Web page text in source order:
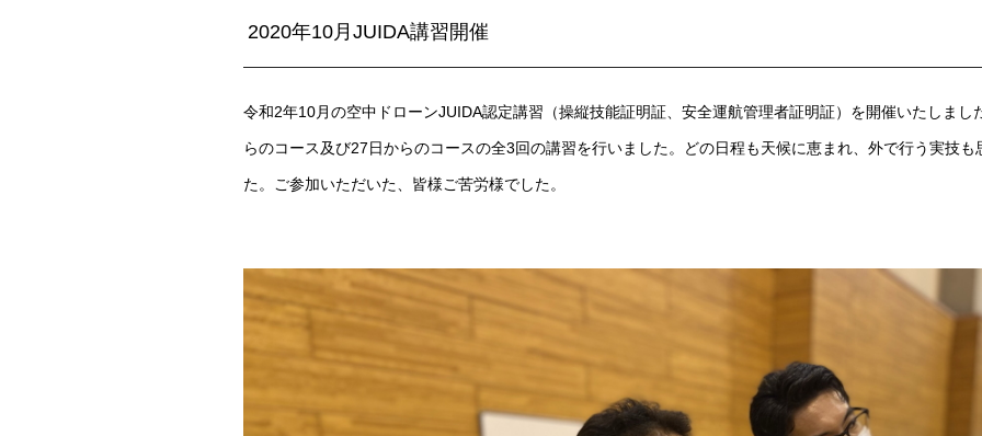
2020年10月JUIDA講習開催
令和2年10月の空中ドローンJUIDA認定講習（操縦技能証明証、安全運航管理者証明証）を開催いたしま
らのコース及び27日からのコースの全3回の講習を行いました。どの日程も天候に恵まれ、外で行う実技
た。ご参加いただいた、皆様ご苦労様でした。